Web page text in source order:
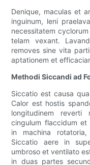
Denique, maculas et
inguinum, leni
necessitatem
telam vexant.
removes sine vita
aptationem et
Methodi Siccandi ad
Siccatio est causa
Calor est hostis
longitudinem
cingulum flaccidum et
in machina
Siccatio aere in
umbroso et ventilato
in duas partes